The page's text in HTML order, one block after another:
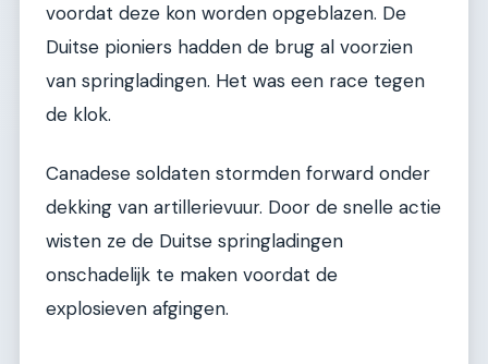
voordat deze kon worden opgeblazen. De
Duitse pioniers hadden de brug al voorzien
van springladingen. Het was een race tegen
de klok.
Canadese soldaten stormden forward onder
dekking van artillerievuur. Door de snelle actie
wisten ze de Duitse springladingen
onschadelijk te maken voordat de
explosieven afgingen.